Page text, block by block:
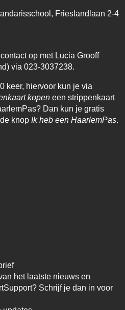
Frieslandlaan 2-4
op met Lucia Grooff
via 023-3037238.
keer, hiervoor kun je via
kopen een strippenkaart
Dan kun je gratis
knop Ik heb een HaarlemPas.
het laatste nieuws en
Schrijf je dan in voor